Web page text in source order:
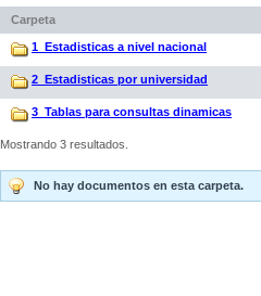
Carpeta
1_Estadisticas a nivel nacional
2_Estadisticas por universidad
3_Tablas para consultas dinamicas
Mostrando 3 resultados.
No hay documentos en esta carpeta.